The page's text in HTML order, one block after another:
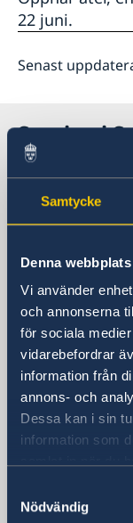
Samtycke
Denna
Vi använder
och annonserna
för sociala
vidarebefordrar
information från
annons- och
Dessa kan i sin
information som
Nödvändig
22 juni.
Senast
Sverige i
Sveriges
Besöksadress
Calle
Madrid
Postadress
Embajada
Calle
ES-28010
Spanien